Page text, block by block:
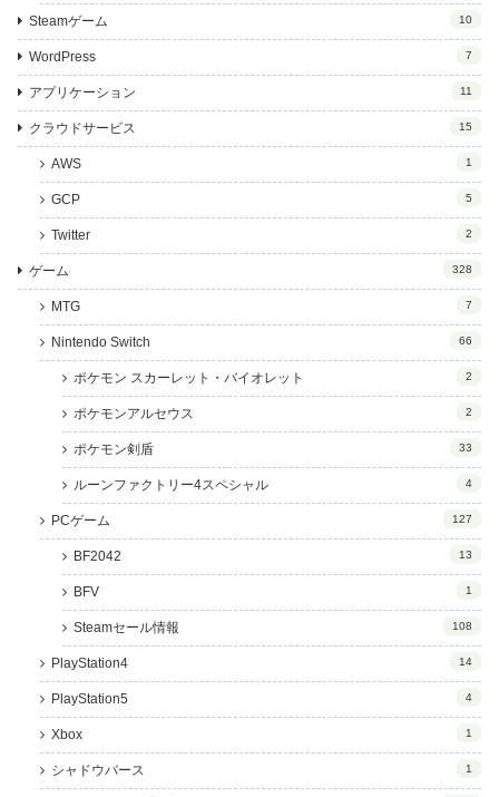
Steamゲーム 10
WordPress 7
アプリケーション 11
クラウドサービス 15
AWS 1
GCP 5
Twitter 2
ゲーム 328
MTG 7
Nintendo Switch 66
ポケモン スカーレット・バイオレット 2
ポケモンアルセウス 2
ポケモン剣盾 33
ルーンファクトリー4スペシャル 4
PCゲーム 127
BF2042 13
BFV 1
Steamセール情報 108
PlayStation4 14
PlayStation5 4
Xbox 1
シャドウバース 1